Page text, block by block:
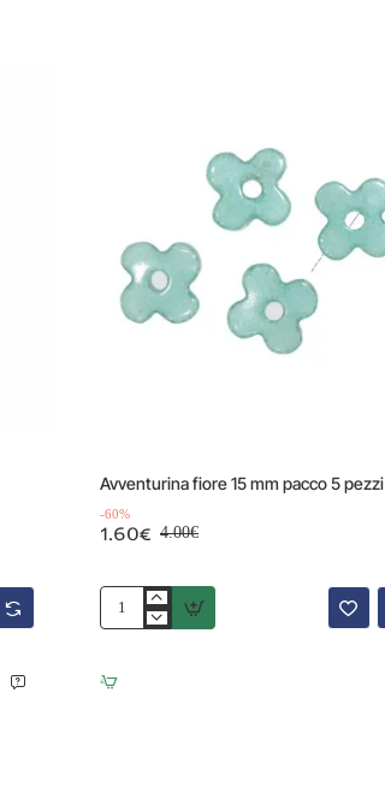
Avventurina fiore 15 mm pacco 5 pezzi
-60%
1.60€ 4.00€
Avventurina
fiore
mm
pacco